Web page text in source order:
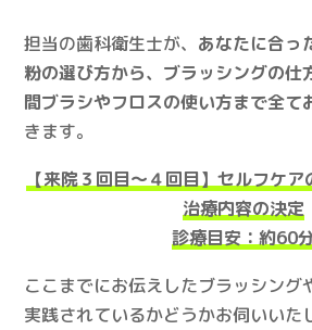
担当の歯科衛生士が、 あなたに合っ
粉の選び方から、ブラッシングの仕
間ブラシやフロスの使い方まで全て
きます。
【来院３回目～４回目】セルフケ
治療内容の決定
診療目安：約60
ここまでにお伝えしたブラッシング
実践されているかどうかお伺いいた